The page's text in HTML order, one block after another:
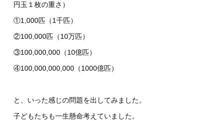
円玉１枚の重さ）
①1,000匹（1千匹）
②100,000匹（10万匹）
③100,000,000（10億匹）
④100,000,000,000（1000億匹）
と、いった感じの問題を出してみました。
子どもたちも一生懸命考えていました。